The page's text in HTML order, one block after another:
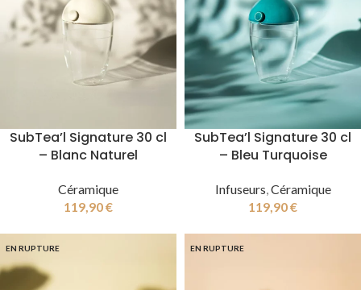
SubTea’l Signature 30 cl
– Blanc Naturel
Céramique
119,90€
SubTea’l Signature 30 cl
– Bleu Turquoise
Infuseurs,Céramique
119,90€
EN RUPTURE EN RUPTURE